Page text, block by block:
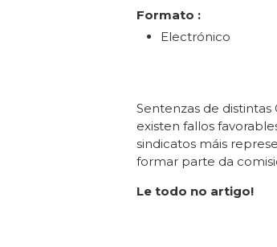
Formato :
Electrónico
Sentenzas de distintas
existen fallos
sindicatos máis
formar parte da
Le todo no artigo!